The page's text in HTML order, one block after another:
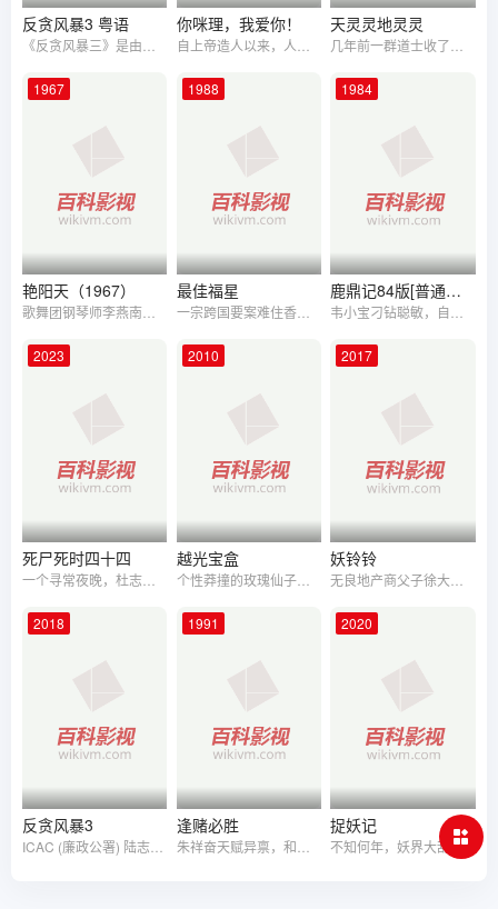
反贪风暴3 粤语 你咪理，我爱你！ 天灵灵地灵灵
1967
艳阳天（1967）
1988
最佳福星
一宗跨国要案难住香港警方，在一次高层秘密会议上，曹探长（曹德发 饰）接受下属建议，决定派非警方人员盗走日本黑帮犯罪分子的名贵钻石。他照例找到五福星老搭档，但最终只有鹧鸪菜（洪金宝 饰）同意接手。经过一番筛选，他们从警局内部又找到4个不着调的警员，分别是：狗王伦（谭咏麟 饰）、肥豹（郑则士 饰）、Rambo（刘德华 饰）、Band友（陈友 饰）和力保健（楼南光 饰）。这几个人的搞笑和脱线本领比起五福星来有强不差，闹出更多的笑话。为了在短期内将他们训练有素，曹探长还专门派出性感迷人且身怀绝技的女警察一品香担任教练，只是这群色迷迷、只想着占便宜的家伙最终能否成功完成任务呢？
1984
鹿鼎记84版[普通话版]
2023
死尸死时四十四
2010
越光宝盒
个性莽撞的玫瑰仙子（孙俪 饰）渴望能够像紫霞仙子一样找到一世珍爱，于是从日月神灯前盗取那把曾见证旷古爱恋的紫青宝剑来到凡间，希望找到能拔剑出鞘的真命天子。山贼清一色（郑中基 饰）只想本本份份做个山贼，不料却拔出玫瑰仙子的紫青宝剑，之后俩人又意外通过越光宝盒穿越时空，亲历赤壁之战。在穿越的日子里，玫瑰仙子对于拔剑出鞘的清一色百般示爱，而一心想重新踏上穿越时空之路的清一色却对玫瑰仙子只是假意奉承，在利用玫瑰仙子从曹操（郭德纲 饰）手里夺回越光宝盒之后，他毅然弃玫瑰仙子于不顾，独自回到曾经。然而再次偶到玫瑰仙子之时，清一色却发现有一份爱早已在自己的心头生根发芽……本片借经典影片《月光宝盒》之东风，58位明星倾情加盟，并重新演绎近年来多部影片中的精彩片段，“笑果”非比寻常。
2017
妖铃铃
2018
反贪风暴3
1991
逢赌必胜
2020
捉妖记
不知何年，妖界大乱。新妖王对前代势力痛下杀手，更誓要对前妖后腹中的孩子斩尽杀绝。妖后一行躲避追杀来到地处大山深处的永宁村，偏巧遇到捉妖天师霍小岚（白百何 饰）和罗刚（姜武 饰）。一番混乱过后，妖后自知气数将尽，遂将妖蛋放入永宁村保长宋天荫（井柏然 饰）的腹中保存。是夜，小岚所属的天师堂掌门人葛千户（钟汉良 饰）率领手下血洗永宁村，天荫不得已随小岚逃亡。时机成熟，萝卜妖怪胡巴降生人间。在接下来的旅途中，小岚和天荫对彼此的了解不断加深，而胡巴也终于成为他们中间最不可割舍的重要存在。战争仍在继续，人和妖的界限日渐模糊……